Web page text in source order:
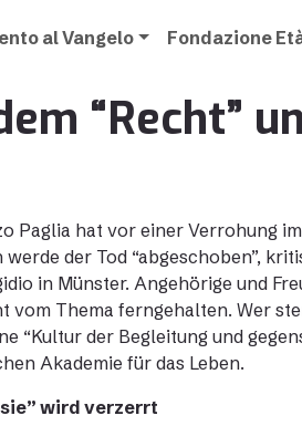
al Vangelo Fondazione
“Recht”
Paglia hat vor einer Verrohung
der Tod “abgeschoben”,
in Münster. Angehörige und
vom Thema ferngehalten. Wer
“Kultur der Begleitung und
Akademie für das Leben.
wird verzerrt